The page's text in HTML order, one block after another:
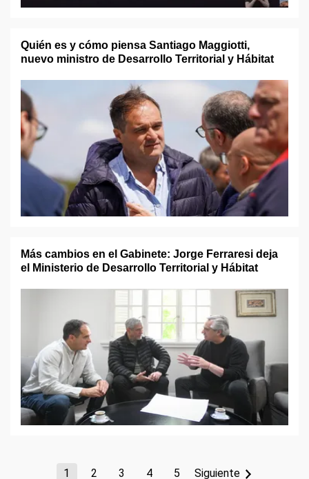
Quién es y cómo piensa Santiago Maggiotti,
nuevo ministro de Desarrollo Territorial y Hábitat
Más cambios en el Gabinete: Jorge Ferraresi deja
el Ministerio de Desarrollo Territorial y Hábitat
1 2 3 4 5 Siguiente